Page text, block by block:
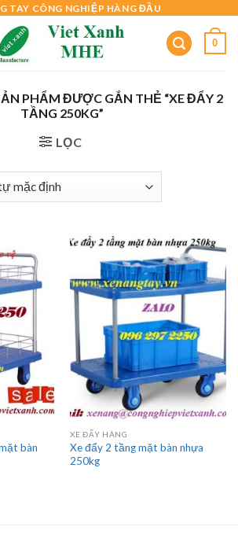
TAY CÔNG NGHIỆP HÀNG ĐẦU
0
PHẨM ĐƯỢC GẮN THẺ “XE ĐẨY 2
TẦNG 250KG”
LỌC
bàn
XE ĐẨY HÀNG
Xe đẩy 2 tầng mặt bàn nhựa
250kg